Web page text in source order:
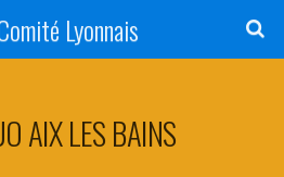
Lyonnais
AIX LES BAINS